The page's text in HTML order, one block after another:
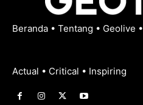
Beranda • Tentang • Geolive •
Actual • Critical • Inspiring